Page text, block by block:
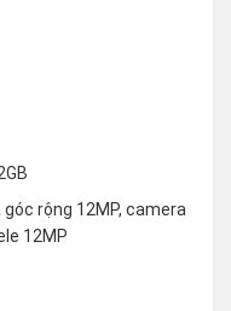
góc rộng 12MP, camera
12MP